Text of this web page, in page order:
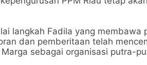
langkah Fadila yang membawa
dan pemberitaan telah
sebagai organisasi putra-